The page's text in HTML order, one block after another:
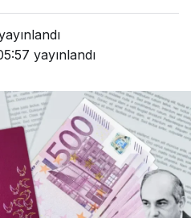
yayınlandı